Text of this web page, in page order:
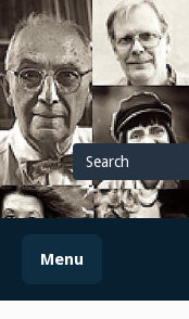
Skip
to
content
Search
for
Menu